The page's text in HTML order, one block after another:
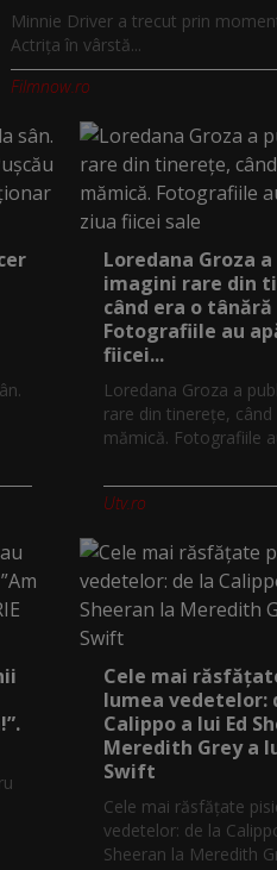
Minnie Driver a trecut prin
Actrița în vârstă...
Filmnow.ro
Loredana Groza
imagini rare din
când era o
Fotografiile au
fiicei...
Loredana Groza a
rare din tinerețe,
mămică. Fotografiile
Utv.ro
Cele mai
lumea vedetelor:
Calippo a lui Ed
Meredith Grey a
Swift
Cele mai răsfățate
vedetelor: de la
Sheeran la Meredith